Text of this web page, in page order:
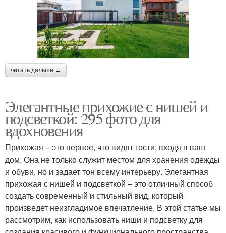
читать дальше →
Элегантные прихожие с нишей и
подсветкой: 295 фото для
вдохновения
Прихожая – это первое, что видят гости, входя в ваш
дом. Она не только служит местом для хранения одежды
и обуви, но и задает тон всему интерьеру. Элегантная
прихожая с нишей и подсветкой – это отличный способ
создать современный и стильный вид, который
произведет неизгладимое впечатление. В этой статье мы
рассмотрим, как использовать ниши и подсветку для